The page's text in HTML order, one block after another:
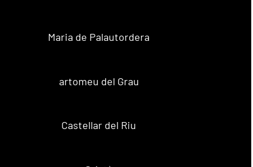
Maria de Palautordera
artomeu del Grau
Castellar del Riu